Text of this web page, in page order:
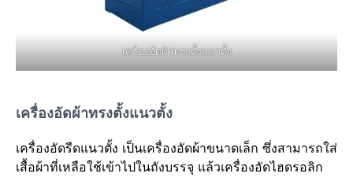
เครื่องอัดผ้าทรงตั้งแนวตั้ง
เครื่องอัดผ้าทรงตั้งแนวตั้ง
เครื่องอัดรีดแนวตั้ง เป็นเครื่องอัดผ้าขนาดเล็ก ซึ่งสามารถใส่
เสื้อผ้าที่เหลือใช้เข้าไปในถังบรรจุ แล้วเครื่องอัดไฮดรอลิก